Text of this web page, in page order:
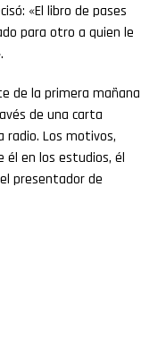
«El libro de pases
para otro a quien le
de la primera mañana
de una carta
radio. Los motivos,
él en los estudios, él
presentador de